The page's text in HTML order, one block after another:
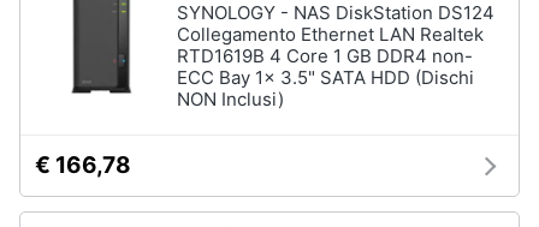
SYNOLOGY - NAS DiskStation DS124
Collegamento Ethernet LAN Realtek
RTD1619B 4 Core 1 GB DDR4 non-
ECC Bay 1x 3.5" SATA HDD (Dischi
NON Inclusi)
€ 166,78